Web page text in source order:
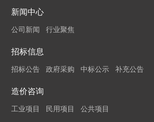
新闻中心
公司新闻 行业聚焦
招标信息
招标公告 政府采购 中标公示 补充公告
造价咨询
工业项目 民用项目 公共项目